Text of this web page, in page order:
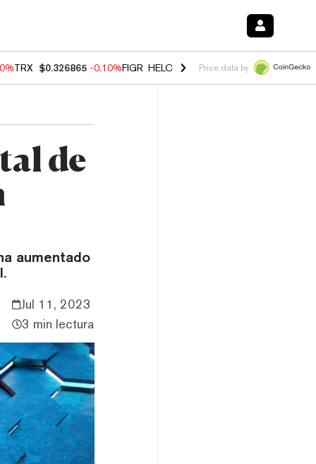
TRX $0.326865 -0.10%FIGR_HELOC $1.035 0.20% HYPE $55.68
Price data by
de
aumentado
Jul 11, 2023
3 min lectura